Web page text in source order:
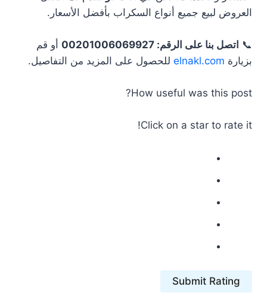
العروض لبيع جميع أنواع السكراب بأفضل الأسعار.
📞 اتصل بنا على الرقم: 00201006069927
أو قم
بزيارة elnakl.com للحصول على المزيد من التفاصيل.
How useful was this post?
Click on a star to rate it!
Submit Rating